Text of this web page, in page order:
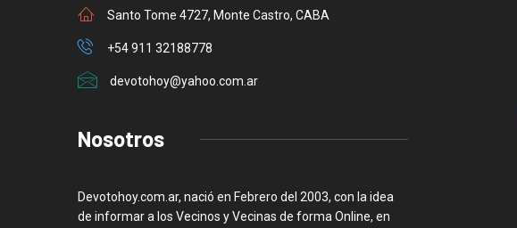
Santo Tome 4727, Monte Castro, CABA
+54 911 32188778
devotohoy@yahoo.com.ar
Nosotros
Devotohoy.com.ar, nació en Febrero del 2003, con la idea
de informar a los Vecinos y Vecinas de forma Online, en